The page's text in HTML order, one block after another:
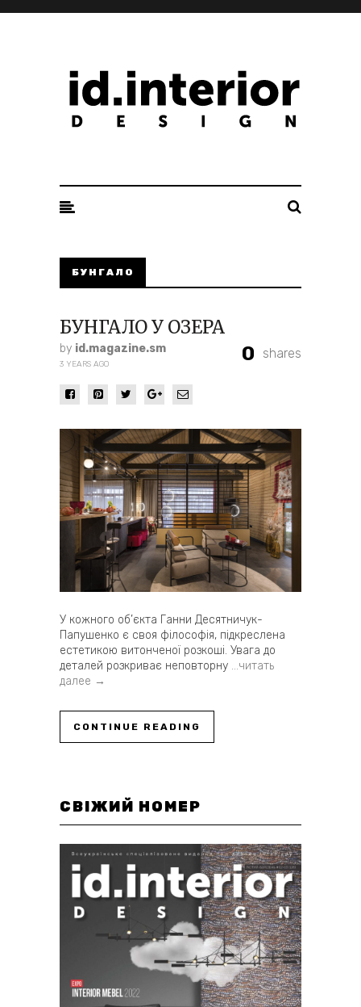
БУНГАЛО
БУНГАЛО У ОЗЕРА
by id.magazine.sm
3 YEARS AGO 0 shares
У кожного об’єкта Ганни Десятничук-
Папушенко є своя філософія, підкреслена
естетикою витонченої розкоші. Увага до
деталей розкриває неповторну …читать
далее →
CONTINUE READING
СВІЖИЙ НОМЕР